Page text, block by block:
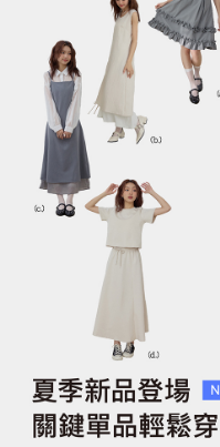
微透雪紡繫帶蛋糕上衣套
裝
NT$990
NT$1,290
加入購物車